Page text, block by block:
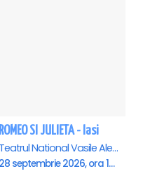
ROMEO SI JULIETA - Iasi
Teatrul National Vasile Alecsandri , Iasi
28 septembrie 2026, ora 19:00